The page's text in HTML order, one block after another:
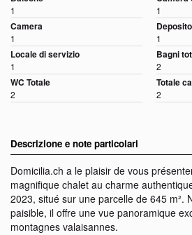
1 1
Camera
1 1
Locale di servizio
1
Bagni
2
WC Totale
2
Totale
2
Descrizione e note particolari
Domicilia.ch a le plaisir de vous
magnifique chalet au charme
2023, situé sur une parcelle de 645 m².
paisible, il offre une vue panoramique
montagnes valaisannes.